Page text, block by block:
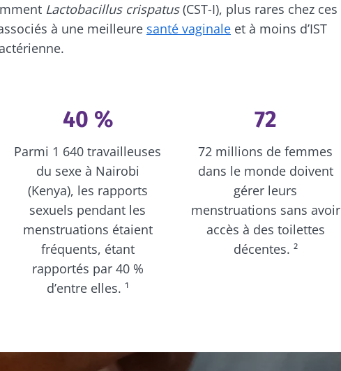
Lactobacillus crispatus(CST-I), plus rares chez ces
à une meilleure santé vaginale et à moins d’IST
40 %
Parmi 1 640 travailleuses
du sexe à Nairobi
(Kenya), les rapports
sexuels pendant les
menstruations étaient
fréquents, étant
rapportés par 40 %
d’entre elles. ¹
72
72 millions de femmes
dans le monde doivent
gérer leurs
menstruations sans avoir
accès à des toilettes
décentes. ²